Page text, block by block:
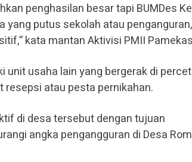
penghasilan besar tapi BUMDes
putus sekolah atau
kata mantan Aktivisi PMII
unit usaha lain yang bergerak di
resepsi atau pesta pernikahan.
di desa tersebut dengan tujuan
angka pengangguran di Desa